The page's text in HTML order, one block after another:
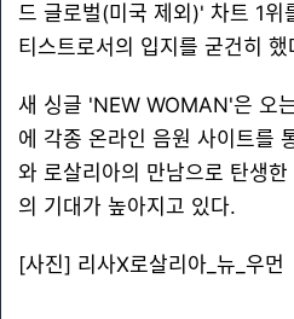
드 글로벌(미국 제외)' 차트 1위
티스트로서의 입지를 굳건히 했
새 싱글 'NEW WOMAN'은 오
에 각종 온라인 음원 사이트를
와 로살리아의 만남으로 탄생
의 기대가 높아지고 있다.
[사진] 리사X로살리아_뉴_우먼